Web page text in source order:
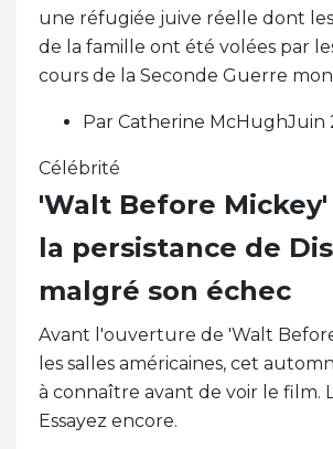
une réfugiée juive réelle dont
de la famille ont été volées par
cours de la Seconde Guerre
Par Catherine McHughJuin
Célébrité
'Walt Before
la persistance de
malgré son échec
Avant l'ouverture de 'Walt
les salles américaines, cet
à connaître avant de voir le film.
Essayez encore.